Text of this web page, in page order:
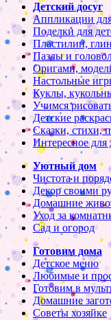
Детский досуг
Аппликации
Поделки для
Пластилин,
Пазлы и
Оригами,
Настольные
Куклы,
Учимся
Детские
Сказки, стихи,
Интересное для
Уютный дом
Чистота и
Декор своими
Домашние
Уход за
Сад и огород
Готовим дома
Детское меню
Любимые и
Готовим в
Домашние
Советы хозяйке